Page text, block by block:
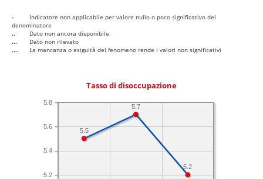
-
Indicatore non applicabile per valore nullo o poco significativo del
denominatore
..
Dato non ancora disponibile
...
Dato non rilevato
....
La mancanza o esiguità del fenomeno rende i valori non significativi
Tasso di disoccupazione
5.2
5.4
5.6
5.8
5.2
5.7
5.5